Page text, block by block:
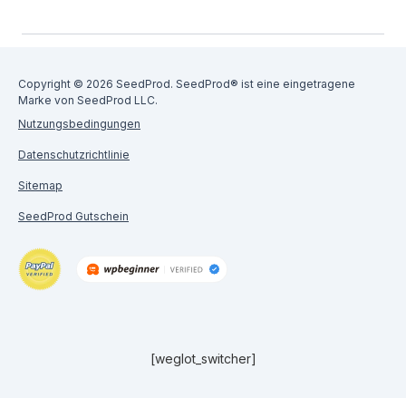
Copyright © 2026 SeedProd. SeedProd® ist eine eingetragene
Marke von SeedProd LLC.
Nutzungsbedingungen
Datenschutzrichtlinie
Sitemap
SeedProd Gutschein
[weglot_switcher]